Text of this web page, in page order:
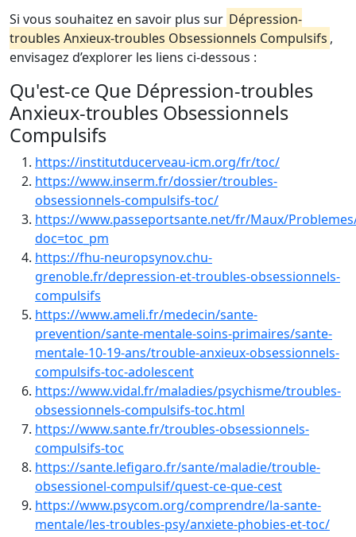
Si vous souhaitez en savoir plus sur Dépression-
troubles Anxieux-troubles Obsessionnels Compulsifs ,
envisagez d’explorer les liens ci-dessous :
Qu'est-ce Que Dépression-troubles
Anxieux-troubles Obsessionnels
Compulsifs
https://institutducerveau-icm.org/fr/toc/
https://www.inserm.fr/dossier/troubles-
obsessionnels-compulsifs-toc/
https://www.passeportsante.net/fr/Maux/
doc=toc_pm
https://fhu-neuropsynov.chu-
grenoble.fr/depression-et-troubles-obsessionnels-
compulsifs
https://www.ameli.fr/medecin/sante-
prevention/sante-mentale-soins-primaires/sante-
mentale-10-19-ans/trouble-anxieux-obsessionnels-
compulsifs-toc-adolescent
https://www.vidal.fr/maladies/psychisme/troubles-
obsessionnels-compulsifs-toc.html
https://www.sante.fr/troubles-obsessionnels-
compulsifs-toc
https://sante.lefigaro.fr/sante/maladie/trouble-
obsessionel-compulsif/quest-ce-que-cest
https://www.psycom.org/comprendre/la-sante-
mentale/les-troubles-psy/anxiete-phobies-et-toc/